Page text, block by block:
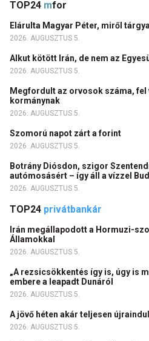
TOP24 mfor
Elárulta Magyar Péter, miről
2026. AUGUSZTUS 5.
Alkut kötött Irán, de nem az
2026. AUGUSZTUS 5.
Megfordult az orvosok száma, fel
kormánynak
2026. AUGUSZTUS 5.
Szomorú napot zárt a forint
2026. AUGUSZTUS 5.
Botrány Diósdon, szigor
autómosásért – így áll a vízzel
2026. AUGUSZTUS 5.
TOP24 privátbankár
Irán megállapodott a Hormuzi-
Államokkal
2026. AUGUSZTUS 5.
„A rezsicsökkentés így is, úgy is
embere a leapadt Dunáról
2026. AUGUSZTUS 5.
A jövő héten akár teljesen
2026. AUGUSZTUS 5.